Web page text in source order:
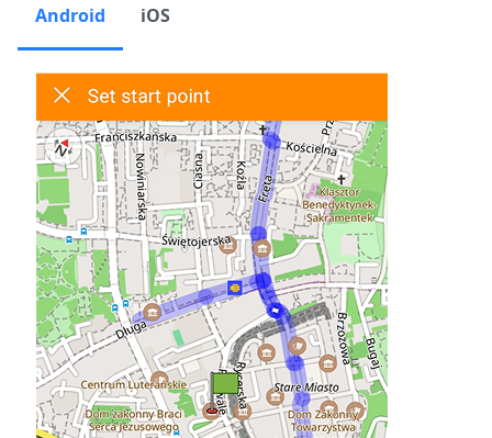
Android iOS